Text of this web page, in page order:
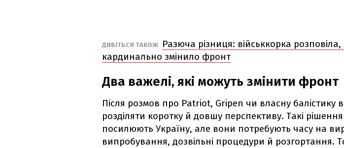
ДИВІТЬСЯ ТАКОЖ
Разюча різниця: військкорка
кардинально змінило фронт
Два важелі, які можуть змінити фронт
Після розмов про Patriot, Gripen чи власну балістику
розділяти коротку й довшу перспективу. Такі
посилюють Україну, але вони потребують часу на
випробування, дозвільні процедури й розгортання.